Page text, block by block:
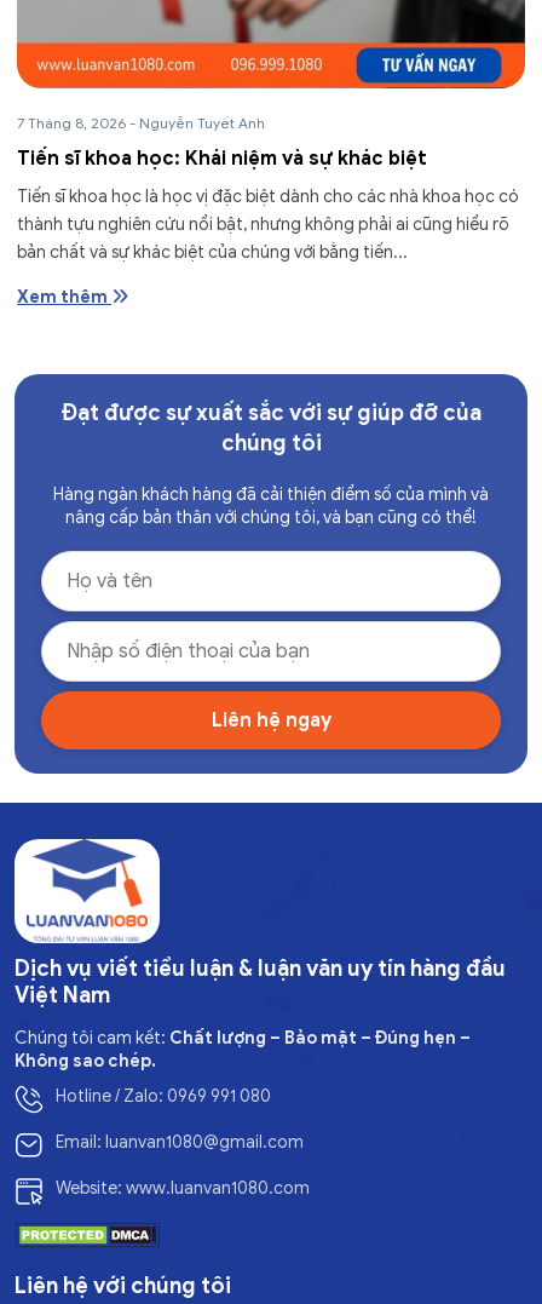
7 Tháng 8, 2026 - Nguyễn Tuyết Anh
Tiến sĩ khoa học: Khái niệm và sự khác biệt
Tiến sĩ khoa học là học vị đặc biệt dành cho các nhà khoa học có
thành tựu nghiên cứu nổi bật, nhưng không phải ai cũng hiểu rõ
bản chất và sự khác biệt của chúng với bằng tiến...
Xem thêm
Đạt được sự xuất sắc với sự giúp đỡ của
chúng tôi
Hàng ngàn khách hàng đã cải thiện điểm số của mình và
nâng cấp bản thân với chúng tôi, và bạn cũng có thể!
Dịch vụ viết tiểu luận & luận văn uy tín hàng đầu
Việt Nam
Chúng tôi cam kết: Chất lượng – Bảo mật – Đúng hẹn –
Không sao chép.
Hotline / Zalo: 0969 991 080
Email: luanvan1080@gmail.com
Website: www.luanvan1080.com
Liên hệ với chúng tôi